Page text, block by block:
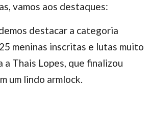
vamos aos destaques:
destacar a categoria
meninas inscritas e lutas muito
a Thais Lopes, que finalizou
um lindo armlock.